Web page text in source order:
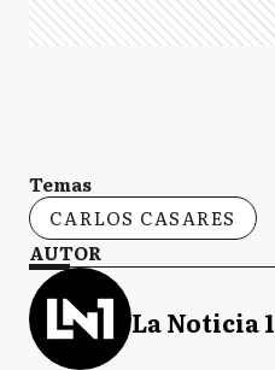
Temas
CARLOS CASARES
AUTOR
La Noticia 1